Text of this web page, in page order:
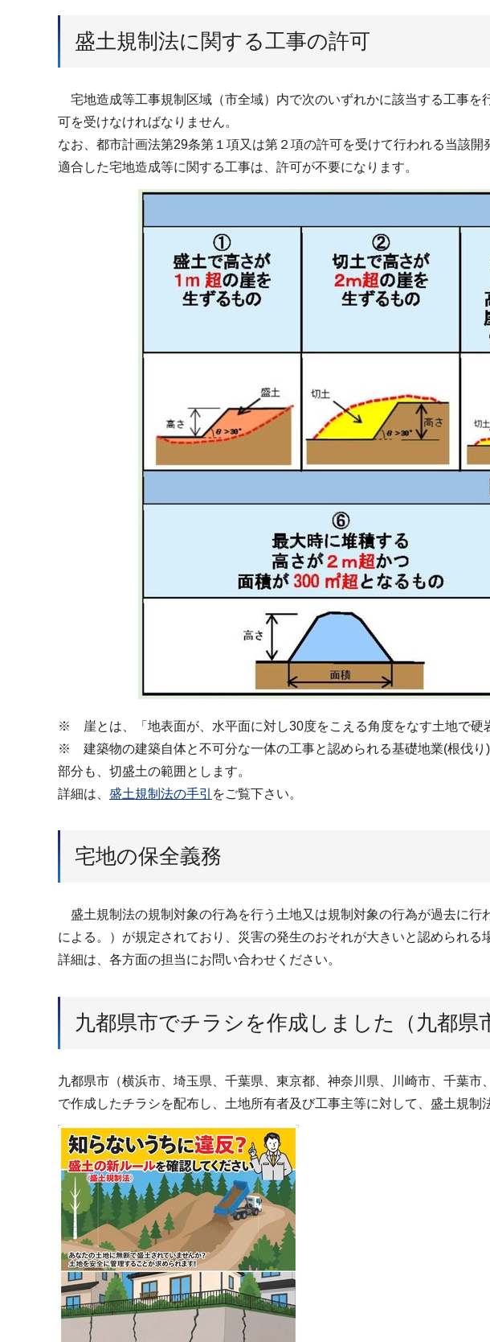
盛土規制法に関する工事の許可
宅地造成等工事規制区域（市全域）内で次のいずれかに該当する工事を
可を受けなければなりません。
なお、都市計画法第29条第１項又は第２項の許可を受けて行われる当該
適合した宅地造成等に関する工事は、許可が不要になります。
※ 崖とは、「地表面が、水平面に対し30度をこえる角度をなす土地で硬
※ 建築物の建築自体と不可分な一体の工事と認められる基礎地業(根伐
部分も、切盛土の範囲とします。
詳細は、 盛土規制法の手引 をご覧下さい。
宅地の保全義務
盛土規制法の規制対象の行為を行う土地又は規制対象の行為が過去に
による。）が規定されており、災害の発生のおそれが大きいと認められ
詳細は、各方面の担当にお問い合わせください。
九都県市でチラシを作成しました（九都県
九都県市（横浜市、埼玉県、千葉県、東京都、神奈川県、川崎市、千葉
で作成したチラシを配布し、土地所有者及び工事主等に対して、盛土規